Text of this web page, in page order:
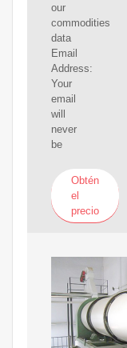
our
commodities
data
Email
Address:
Your
email
will
never
be
Obtén
el
precio